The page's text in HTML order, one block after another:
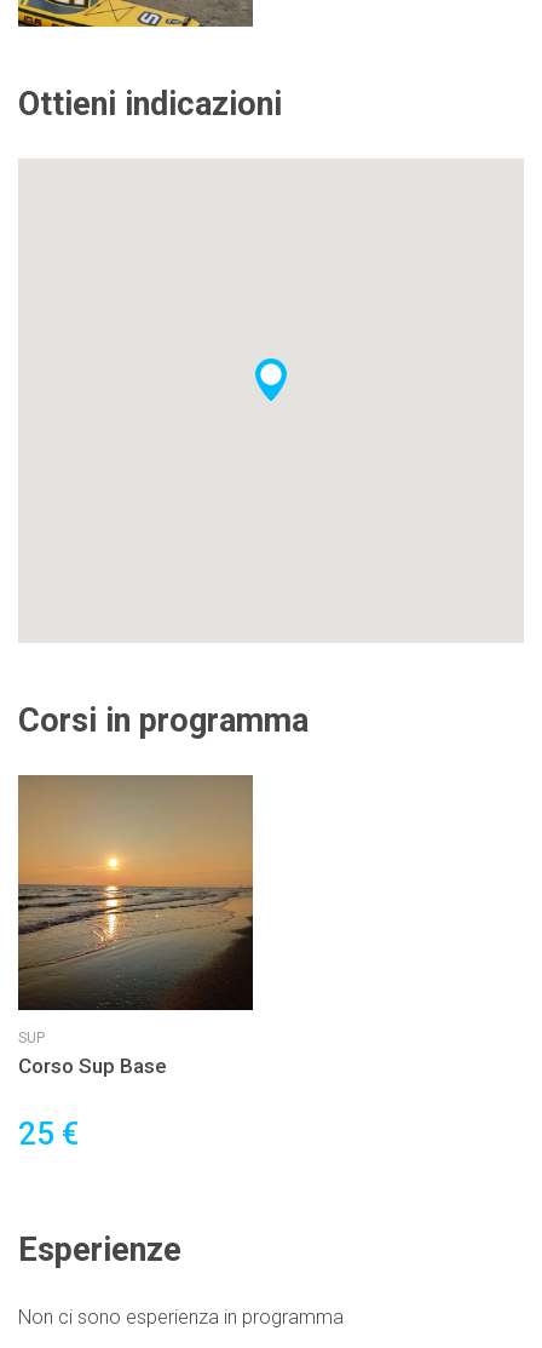
Ottieni indicazioni
Corsi in programma
SUP
Corso Sup Base
25 €
Esperienze
Non ci sono esperienza in programma